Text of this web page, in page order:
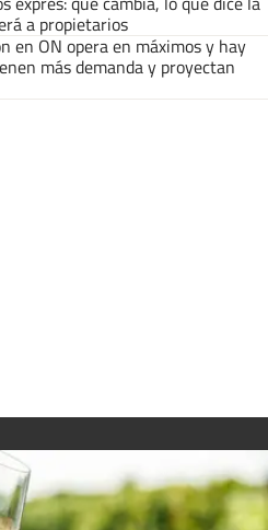
a propietarios
en ON opera en máximos y hay
más demanda y proyectan